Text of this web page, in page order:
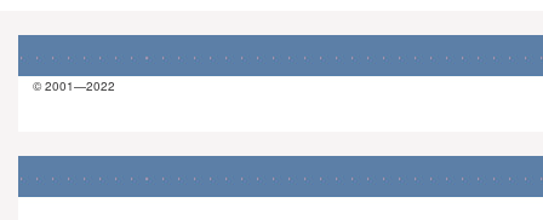
© 2001—2022